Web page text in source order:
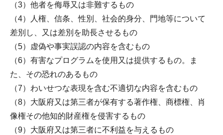
（3）他者を侮辱又は非難するもの
（4）人権、信条、性別、社会的身分、門地等について
差別し、又は差別を助長させるもの
（5）虚偽や事実誤認の内容を含むもの
（6）有害なプログラムを使用又は提供するもの。ま
た、その恐れのあるもの
（7）わいせつな表現を含む不適切な内容を含むもの
（8）大阪府又は第三者が保有する著作権、商標権、肖
像権その他知的財産権を侵害するもの
（9）大阪府又は第三者に不利益を与えるもの